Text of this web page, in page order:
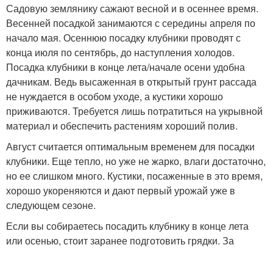
Садовую землянику сажают весной и в осеннее время.
Весенней посадкой занимаются с середины апреля по
начало мая. Осеннюю посадку клубники проводят с
конца июля по сентябрь, до наступления холодов.
Посадка клубники в конце лета/начале осени удобна
дачникам. Ведь высаженная в открытый грунт рассада
не нуждается в особом уходе, а кустики хорошо
приживаются. Требуется лишь потратиться на укрывной
материал и обеспечить растениям хороший полив.
Август считается оптимальным временем для посадки
клубники. Еще тепло, но уже не жарко, влаги достаточно,
но ее слишком много. Кустики, посаженные в это время,
хорошо укореняются и дают первый урожай уже в
следующем сезоне.
Если вы собираетесь посадить клубнику в конце лета
или осенью, стоит заранее подготовить грядки. За